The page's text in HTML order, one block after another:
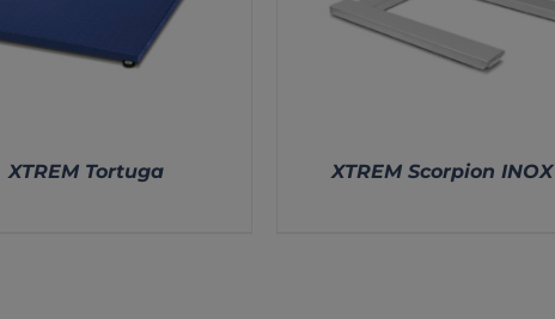
XTREM Tortuga XTREM Scorpion INOX